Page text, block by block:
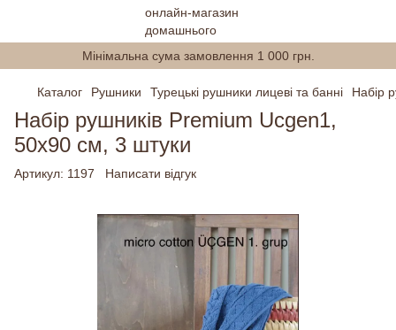
Мінімальна сума замовлення 1 000 грн.
Каталог Рушники Турецькі рушники лицеві та банні Набір
Набір рушників Premium Ucgen1,
50х90 см, 3 штуки
Артикул: 1197 Написати відгук